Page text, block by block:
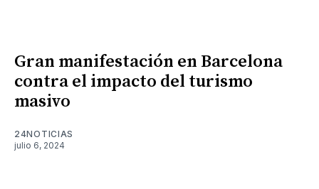
Gran manifestación en Barcelona
contra el impacto del turismo
masivo
24NOTICIAS
julio 6, 2024